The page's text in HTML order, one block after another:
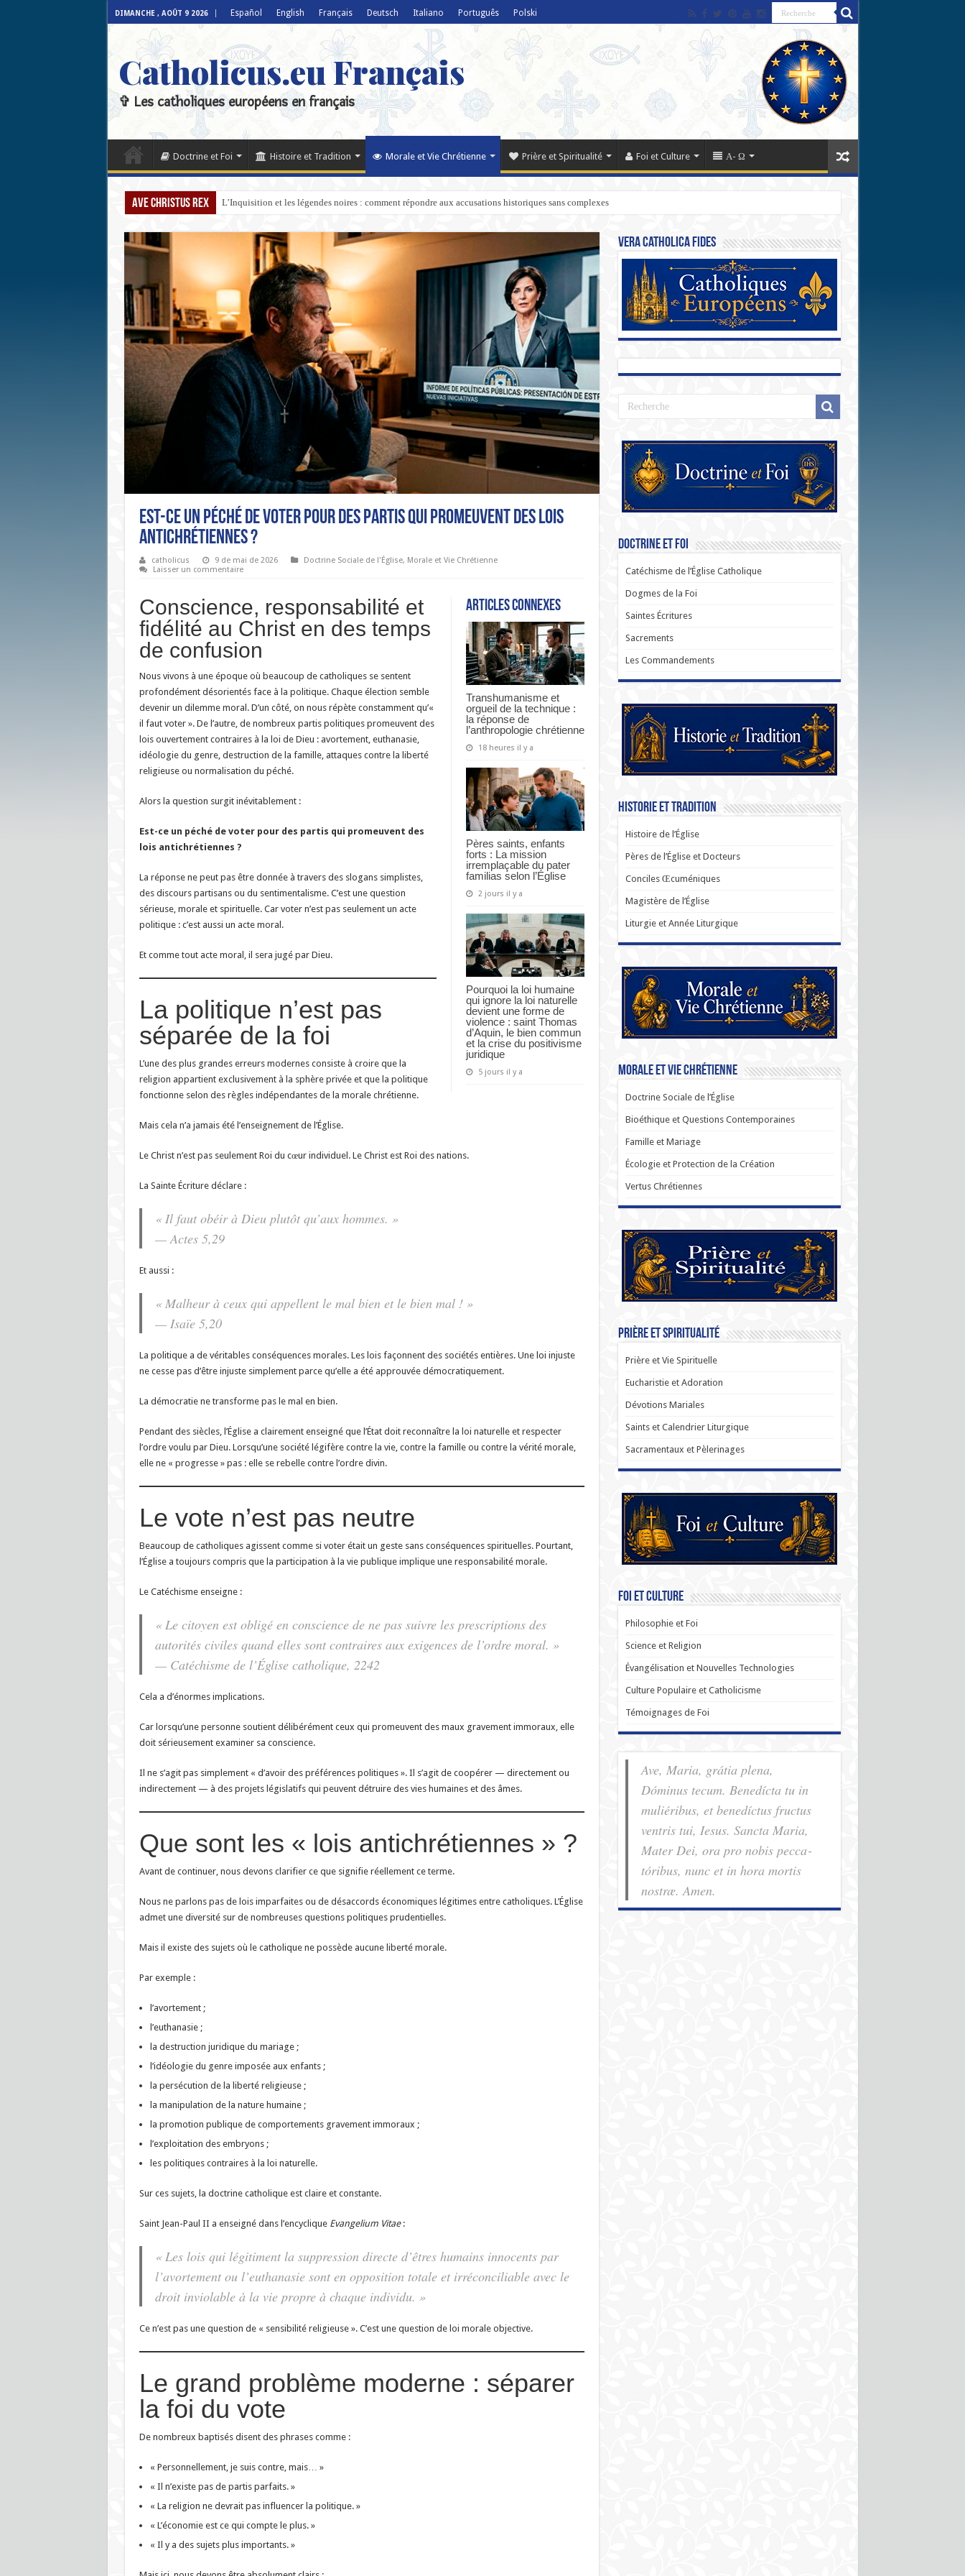
DIMANCHE , AOÛT 9 2026 Español English Français Deutsch Italiano Português Polski
Catholicus.eu Français
✞ Les catholiques européens en français
Doctrine et Foi Histoire et Tradition Morale et Vie Chrétienne Prière et Spiritualité Foi et Culture Α- Ω
Ave Christus Rex L’Inquisition et les légendes noires : comment répondre aux accusations historiques sans complexes
Est-ce un péché de voter pour des partis qui promeuvent des lois
antichrétiennes ?
catholicus 9 de mai de 2026 Doctrine Sociale de l'Église, Morale et Vie Chrétienne
Laisser un commentaire
Articles connexes
Transhumanisme et
orgueil de la technique :
la réponse de
l’anthropologie chrétienne
18 heures il y a
Pères saints, enfants
forts : La mission
irremplaçable du pater
familias selon l’Église
2 jours il y a
Pourquoi la loi humaine
qui ignore la loi naturelle
devient une forme de
violence : saint Thomas
d’Aquin, le bien commun
et la crise du positivisme
juridique
5 jours il y a
Conscience, responsabilité et
fidélité au Christ en des temps
de confusion
Nous vivons à une époque où beaucoup de catholiques se sentent
profondément désorientés face à la politique. Chaque élection semble
devenir un dilemme moral. D’un côté, on nous répète constamment qu’«
il faut voter ». De l’autre, de nombreux partis politiques promeuvent des
lois ouvertement contraires à la loi de Dieu : avortement, euthanasie,
idéologie du genre, destruction de la famille, attaques contre la liberté
religieuse ou normalisation du péché.
Alors la question surgit inévitablement :
Est-ce un péché de voter pour des partis qui promeuvent des
lois antichrétiennes ?
La réponse ne peut pas être donnée à travers des slogans simplistes,
des discours partisans ou du sentimentalisme. C’est une question
sérieuse, morale et spirituelle. Car voter n’est pas seulement un acte
politique : c’est aussi un acte moral.
Et comme tout acte moral, il sera jugé par Dieu.
La politique n’est pas
séparée de la foi
L’une des plus grandes erreurs modernes consiste à croire que la
religion appartient exclusivement à la sphère privée et que la politique
fonctionne selon des règles indépendantes de la morale chrétienne.
Mais cela n’a jamais été l’enseignement de l’Église.
Le Christ n’est pas seulement Roi du cœur individuel. Le Christ est Roi des nations.
La Sainte Écriture déclare :
« Il faut obéir à Dieu plutôt qu’aux hommes. »
— Actes 5,29
Et aussi :
« Malheur à ceux qui appellent le mal bien et le bien mal ! »
— Isaïe 5,20
La politique a de véritables conséquences morales. Les lois façonnent des sociétés entières. Une loi injuste
ne cesse pas d’être injuste simplement parce qu’elle a été approuvée démocratiquement.
La démocratie ne transforme pas le mal en bien.
Pendant des siècles, l’Église a clairement enseigné que l’État doit reconnaître la loi naturelle et respecter
l’ordre voulu par Dieu. Lorsqu’une société légifère contre la vie, contre la famille ou contre la vérité morale,
elle ne « progresse » pas : elle se rebelle contre l’ordre divin.
Le vote n’est pas neutre
Beaucoup de catholiques agissent comme si voter était un geste sans conséquences spirituelles. Pourtant,
l’Église a toujours compris que la participation à la vie publique implique une responsabilité morale.
Le Catéchisme enseigne :
« Le citoyen est obligé en conscience de ne pas suivre les prescriptions des
autorités civiles quand elles sont contraires aux exigences de l’ordre moral. »
— Catéchisme de l’Église catholique, 2242
Cela a d’énormes implications.
Car lorsqu’une personne soutient délibérément ceux qui promeuvent des maux gravement immoraux, elle
doit sérieusement examiner sa conscience.
Il ne s’agit pas simplement « d’avoir des préférences politiques ». Il s’agit de coopérer — directement ou
indirectement — à des projets législatifs qui peuvent détruire des vies humaines et des âmes.
Que sont les « lois antichrétiennes » ?
Avant de continuer, nous devons clarifier ce que signifie réellement ce terme.
Nous ne parlons pas de lois imparfaites ou de désaccords économiques légitimes entre catholiques. L’Église
admet une diversité sur de nombreuses questions politiques prudentielles.
Mais il existe des sujets où le catholique ne possède aucune liberté morale.
Par exemple :
l’avortement ;
l’euthanasie ;
la destruction juridique du mariage ;
l’idéologie du genre imposée aux enfants ;
la persécution de la liberté religieuse ;
la manipulation de la nature humaine ;
la promotion publique de comportements gravement immoraux ;
l’exploitation des embryons ;
les politiques contraires à la loi naturelle.
Sur ces sujets, la doctrine catholique est claire et constante.
Saint Jean-Paul II a enseigné dans l’encyclique Evangelium Vitae:
« Les lois qui légitiment la suppression directe d’êtres humains innocents par
l’avortement ou l’euthanasie sont en opposition totale et irréconciliable avec le
droit inviolable à la vie propre à chaque individu. »
Ce n’est pas une question de « sensibilité religieuse ». C’est une question de loi morale objective.
Le grand problème moderne : séparer
la foi du vote
De nombreux baptisés disent des phrases comme :
« Personnellement, je suis contre, mais… »
« Il n’existe pas de partis parfaits. »
« La religion ne devrait pas influencer la politique. »
« L’économie est ce qui compte le plus. »
« Il y a des sujets plus importants. »
Vera Catholica Fides
Doctrine et Foi
Catéchisme de l’Église Catholique
Dogmes de la Foi
Saintes Écritures
Sacrements
Les Commandements
Historie et Tradition
Histoire de l’Église
Pères de l’Église et Docteurs
Conciles Œcuméniques
Magistère de l’Église
Liturgie et Année Liturgique
Morale et Vie Chrétienne
Doctrine Sociale de l’Église
Bioéthique et Questions Contemporaines
Famille et Mariage
Écologie et Protection de la Création
Vertus Chrétiennes
Prière et Spiritualité
Prière et Vie Spirituelle
Eucharistie et Adoration
Dévotions Mariales
Saints et Calendrier Liturgique
Sacramentaux et Pèlerinages
Foi et Culture
Philosophie et Foi
Science et Religion
Évangélisation et Nouvelles Technologies
Culture Populaire et Catholicisme
Témoignages de Foi
Ave, Maria, grátia plena,
Dóminus tecum. Benedícta tu in
muliéribus, et benedíctus fructus
ventris tui, Iesus. Sancta Maria,
Mater Dei, ora pro nobis pec­ca­
tóribus, nunc et in hora mortis
nostræ. Amen.